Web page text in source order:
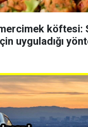
köftesi:
uyguladığı